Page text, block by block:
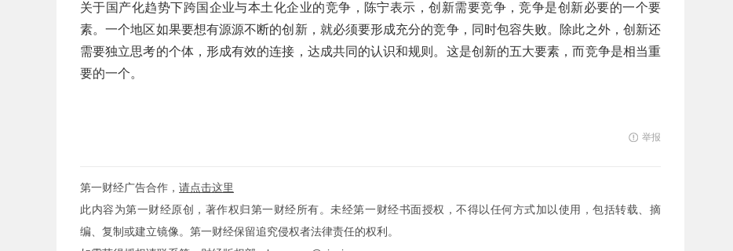
关于国产化趋势下跨国企业与本土化企业的竞争，陈宁表示，创新需要竞争，竞争是创新必要的一个要
素。一个地区如果要想有源源不断的创新，就必须要形成充分的竞争，同时包容失败。除此之外，创新还
需要独立思考的个体，形成有效的连接，达成共同的认识和规则。这是创新的五大要素，而竞争是相当重
要的一个。
举报
第一财经广告合作， 请点击这里
此内容为第一财经原创，著作权归第一财经所有。未经第一财经书面授权，不得以任何方式加以使用，包括转载、摘
编、复制或建立镜像。第一财经保留追究侵权者法律责任的权利。